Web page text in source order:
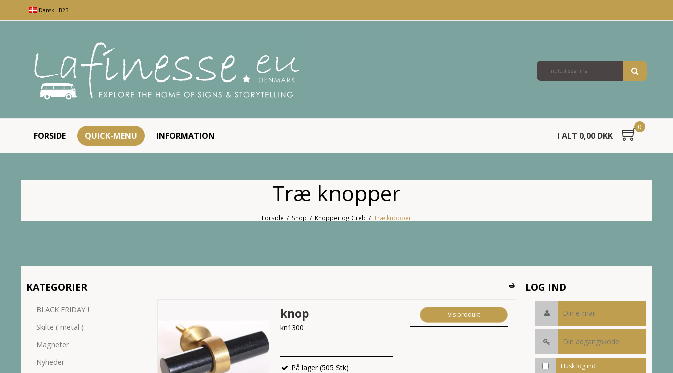
Dansk - B2B
FORSIDE QUICK-MENU INFORMATION I ALT 0,00 DKK
0
Træ knopper
Forside / Shop / Knopper og Greb / Træ knopper
KATEGORIER
BLACK FRIDAY !
Skilte ( metal )
Magneter
Nyheder
knop
kn1300
På lager (505 Stk)
Vis produkt
LOG IND
Husk log ind